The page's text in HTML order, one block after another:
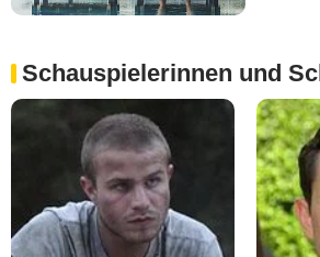
Schauspielerinnen und